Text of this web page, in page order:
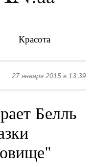
Красота
27 января 2015 в 13:39
Белль